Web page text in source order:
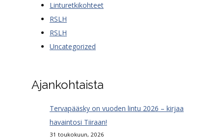
Linturetkikohteet
RSLH
RSLH
Uncategorized
Ajankohtaista
Tervapääsky on vuoden lintu 2026 – kirjaa
havaintosi Tiiraan!
31 toukokuun, 2026